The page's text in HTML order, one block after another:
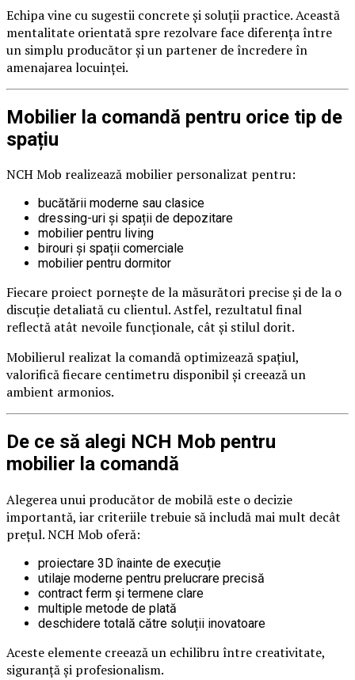
Echipa vine cu sugestii concrete și soluții practice. Această
mentalitate orientată spre rezolvare face diferența între
un simplu producător și un partener de încredere în
amenajarea locuinței.
Mobilier la comandă pentru orice tip de
spațiu
NCH Mob realizează mobilier personalizat pentru:
bucătării moderne sau clasice
dressing-uri și spații de depozitare
mobilier pentru living
birouri și spații comerciale
mobilier pentru dormitor
Fiecare proiect pornește de la măsurători precise și de la o
discuție detaliată cu clientul. Astfel, rezultatul final
reflectă atât nevoile funcționale, cât și stilul dorit.
Mobilierul realizat la comandă optimizează spațiul,
valorifică fiecare centimetru disponibil și creează un
ambient armonios.
De ce să alegi NCH Mob pentru
mobilier la comandă
Alegerea unui producător de mobilă este o decizie
importantă, iar criteriile trebuie să includă mai mult decât
prețul. NCH Mob oferă:
proiectare 3D înainte de execuție
utilaje moderne pentru prelucrare precisă
contract ferm și termene clare
multiple metode de plată
deschidere totală către soluții inovatoare
Aceste elemente creează un echilibru între creativitate,
siguranță și profesionalism.